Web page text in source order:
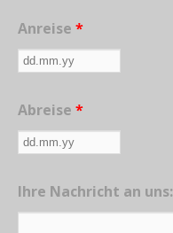
Anreise *
Abreise *
Ihre Nachricht an uns: